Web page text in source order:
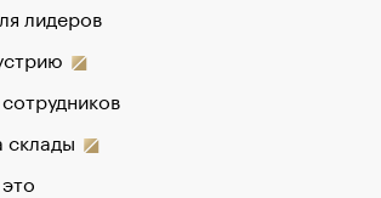
лидеров
склады